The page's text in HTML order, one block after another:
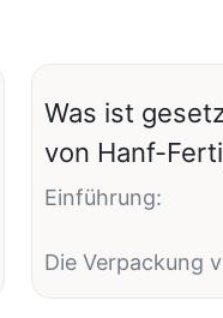
Was ist
von Hanf-
Einführung:
Die Verpackung
entscheidender